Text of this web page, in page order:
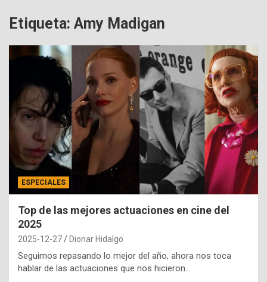
Etiqueta: Amy Madigan
ESPECIALES
Top de las mejores actuaciones en cine del
2025
2025-12-27 Dionar Hidalgo
Seguimos repasando lo mejor del año, ahora nos toca
hablar de las actuaciones que nos hicieron…